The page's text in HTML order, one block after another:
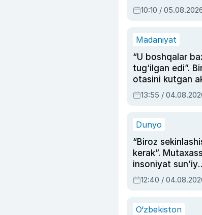
hukmi o‘qildi
10:10 /
Madaniyat
“U boshqalar
tug‘ilgan edi”.
otasini kutgan
dublyaj ustasi
Ahmedovaning
13:55 /
Dunyo
“Biroz
kerak”.
insoniyat sun’iy
intellektni
olmay
12:40 /
O‘zbekiston